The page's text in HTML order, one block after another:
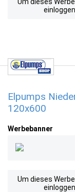
Elpumps
120x600
Werbebanner
Um dieses